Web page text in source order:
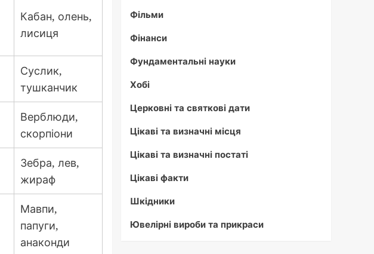
Кабан, олень,
лисиця
Суслик,
тушканчик
Верблюди,
скорпіони
Зебра, лев,
жираф
Мавпи,
папуги,
анаконди
Фільми
Фінанси
Фундаментальні науки
Хобі
Церковні та святкові дати
Цікаві та визначні місця
Цікаві та визначні постаті
Цікаві факти
Шкідники
Ювелірні вироби та прикраси